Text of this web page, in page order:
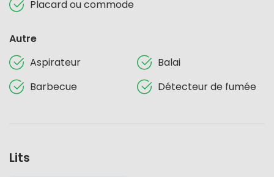
Placard ou commode
Autre
Aspirateur
Balai
Barbecue
Détecteur de fumée
Lits